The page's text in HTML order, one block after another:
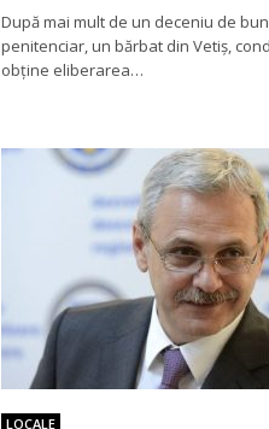
După mai mult de un deceniu de
penitenciar, un bărbat din Vetiș,
obține eliberarea…
LOCALE